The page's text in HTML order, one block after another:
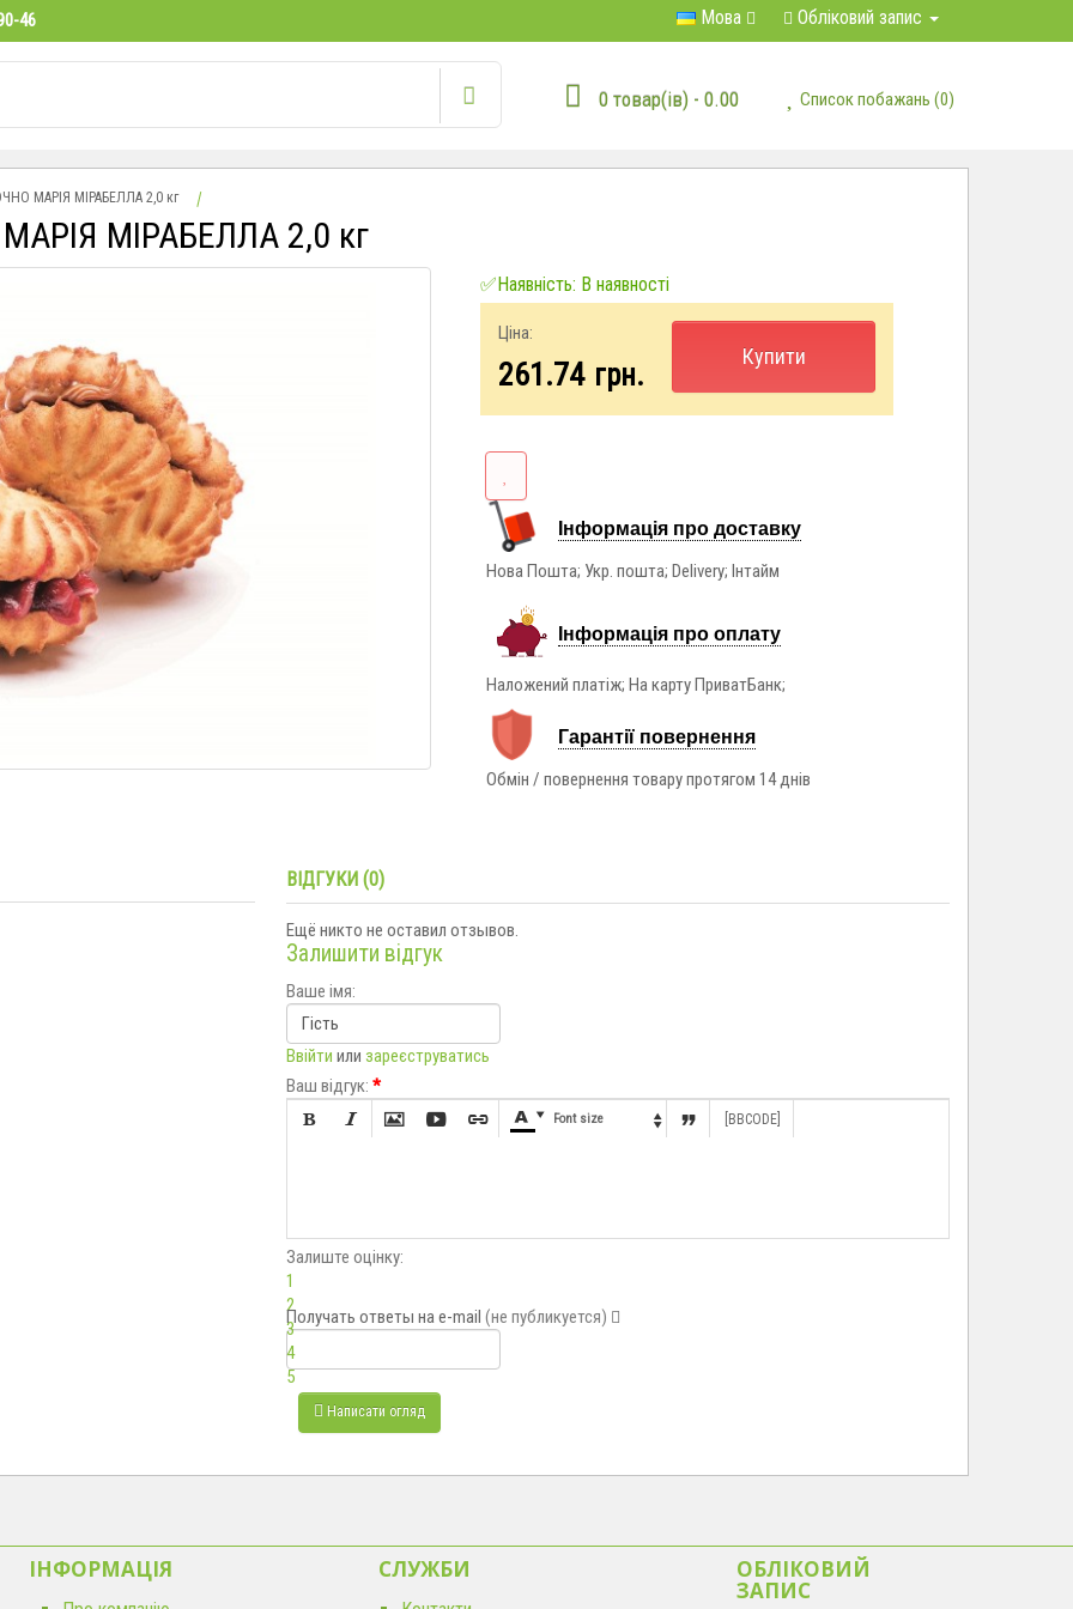
46 Мова Обліковий запис
0 товар(ів) - 0.00 Список побажань (0)
МАРІЯ МІРАБЕЛЛА 2,0 кг
МІРАБЕЛЛА 2,0 кг
✅Наявність: В наявності
Ціна:
261.74 грн.
Купити
Інформація про доставку
Нова Пошта; Укр. пошта; Delivery; Інтайм
Інформація про оплату
Наложений платіж; На карту ПриватБанк;
Гарантії повернення
Обмін / повернення товару протягом 14 днів
ВІДГУКИ (0)
Ещё никто не оставил отзывов.
Залишити відгук
Ваше імя:
Ввійти или зареєструватись
Ваш відгук: *

      Font size   [BBCODE]
Залиште оцінку:
1
2
3
4
5
Получать ответы на e-mail (не публикуется)
Написати огляд
ІНФОРМАЦІЯ CЛУЖБИ ОБЛІКОВИЙ
ЗАПИС